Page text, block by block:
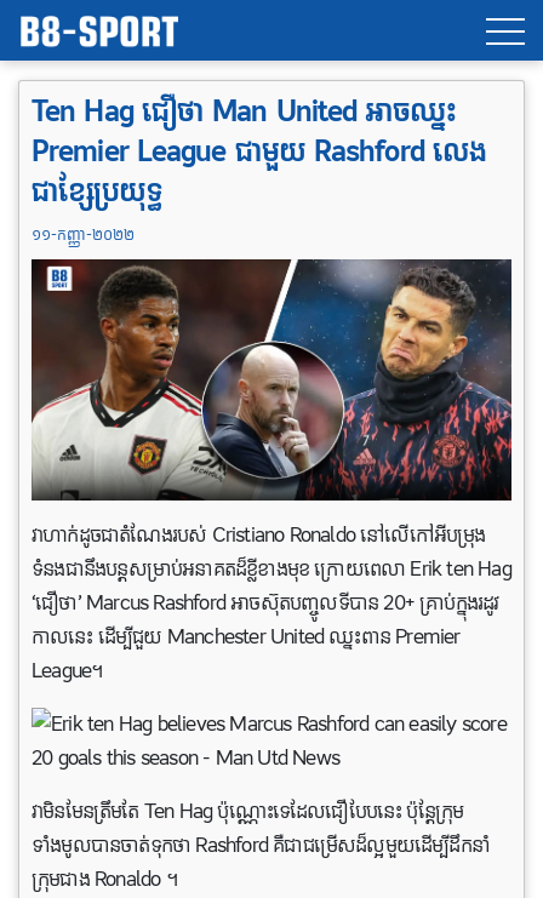
Ten Hag ជឿថា Man United អាចឈ្នះ
Premier League ជាមួយ Rashford លេង
ជាខ្សែប្រយុទ្ធ
១១-កញ្ញា-២០២២
វាហាក់ដូចជាតំណែងរបស់ Cristiano Ronaldo នៅលើកៅអីបម្រុង
ទំនងជានឹងបន្តសម្រាប់អនាគតដ៏ខ្លីខាងមុខ ក្រោយ​ពេលា Erik ten Hag
‘ជឿថា’ Marcus Rashford អាចស៊ុតបញ្ចូលទីបាន 20+ គ្រាប់ក្នុងរដូវ
កាលនេះ ដើម្បីជួយ Manchester United ឈ្នះពាន Premier
League។
វាមិនមែនត្រឹមតែ Ten Hag ប៉ុណ្ណោះទេដែលជឿបែបនេះ ប៉ុន្តែក្រុម
ទាំងមូលបានចាត់ទុកថា Rashford គឺជាជម្រើសដ៏ល្អមួយដើម្បីដឹកនាំ
ក្រុមជាង Ronaldo ។